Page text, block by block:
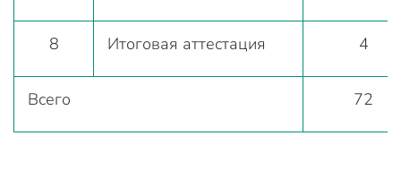
8 Итоговая аттестация 4
Всего 72